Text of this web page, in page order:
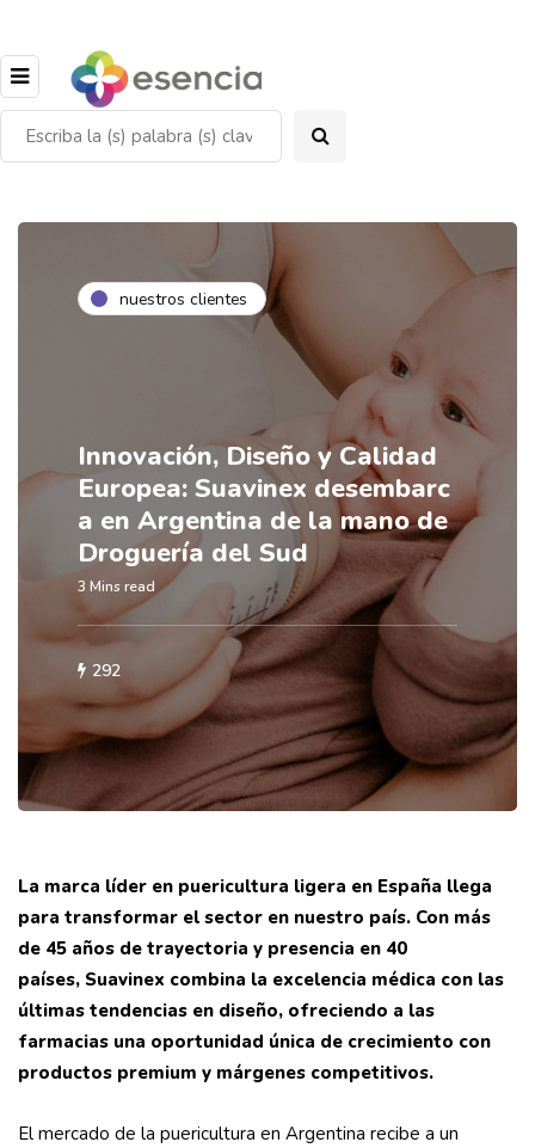
nuestros clientes
Innovación, Diseño y Calidad
Europea: Suavinex desembarc
a en Argentina de la mano de
Droguería del Sud
3 Mins read
292
La marca líder en puericultura ligera en España llega
para transformar el sector en nuestro país. Con más
de 45 años de trayectoria y presencia en 40
países, Suavinex combina la excelencia médica con las
últimas tendencias en diseño, ofreciendo a las
farmacias una oportunidad única de crecimiento con
productos premium y márgenes competitivos.
El mercado de la puericultura en Argentina recibe a un